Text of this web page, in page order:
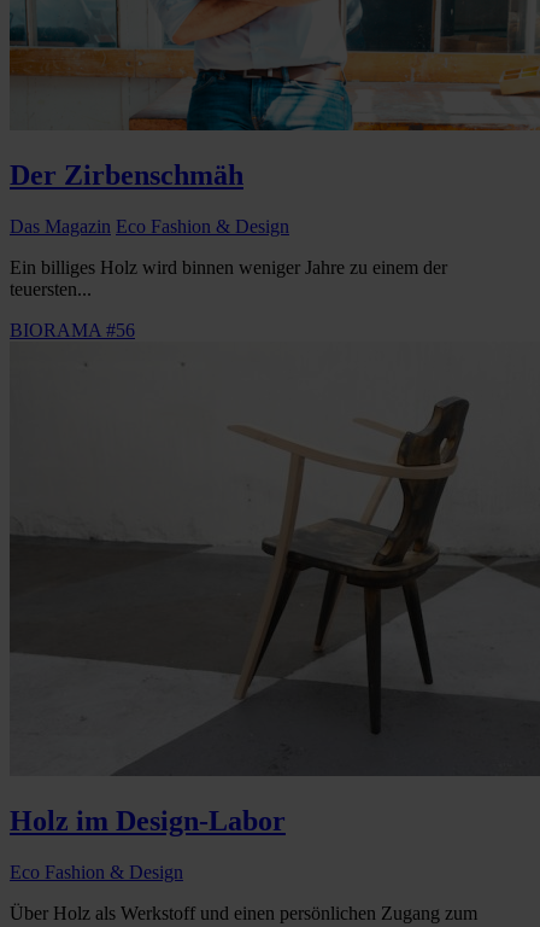
Der Zirbenschmäh
Das Magazin Eco Fashion & Design
Ein billiges Holz wird binnen weniger Jahre zu einem der
teuersten...
BIORAMA #56
Holz im Design-Labor
Eco Fashion & Design
Über Holz als Werkstoff und einen persönlichen Zugang zum